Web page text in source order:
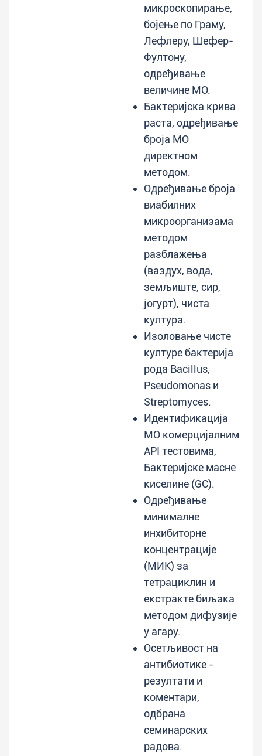
микроскопирање,
бојење по Граму,
Лефлеру, Шефер-
Фултону,
одређивање
величине МО.
Бактеријска крива
раста, одређивање
броја МО
директном
методом.
Одређивање броја
виабилних
микроорганизама
методом
разблажења
(ваздух, вода,
земљиште, сир,
јогурт), чиста
култура.
Изоловање чисте
културе бактерија
рода Bacillus,
Pseudomonas и
Streptomyces.
Идентификација
МО комерцијалним
АPI тестовима,
Бактеријске масне
киселине (GC).
Одређивање
минималне
инхибиторне
концентрације
(МИК) за
тетрациклин и
екстракте биљака
методом дифузије
у агару.
Осетљивост на
антибиотике -
резултати и
коментари,
одбрана
семинарских
радова.